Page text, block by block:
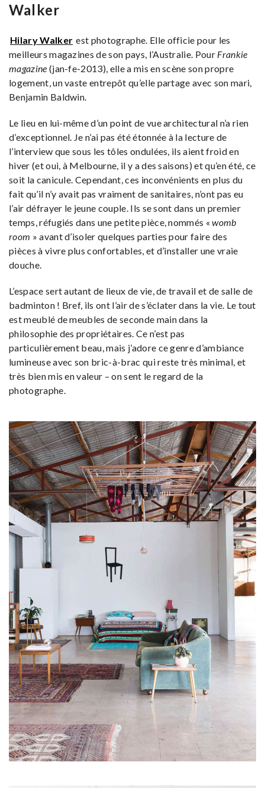
Walker
Hilary Walker est photographe. Elle officie pour les
meilleurs magazines de son pays, l’Australie. Pour Frankie
magazine (jan-fe-2013), elle a mis en scène son propre
logement, un vaste entrepôt qu’elle partage avec son mari,
Benjamin Baldwin.
Le lieu en lui-même d’un point de vue architectural n’a rien
d’exceptionnel. Je n’ai pas été étonnée à la lecture de
l’interview que sous les tôles ondulées, ils aient froid en
hiver (et oui, à Melbourne, il y a des saisons) et qu’en été, ce
soit la canicule. Cependant, ces inconvénients en plus du
fait qu’il n’y avait pas vraiment de sanitaires, n’ont pas eu
l’air défrayer le jeune couple. Ils se sont dans un premier
temps, réfugiés dans une petite pièce, nommés «womb
room » avant d’isoler quelques parties pour faire des
pièces à vivre plus confortables, et d’installer une vraie
douche.
L’espace sert autant de lieux de vie, de travail et de salle de
badminton ! Bref, ils ont l’air de s’éclater dans la vie. Le tout
est meublé de meubles de seconde main dans la
philosophie des propriétaires. Ce n’est pas
particulièrement beau, mais j’adore ce genre d’ambiance
lumineuse avec son bric-à-brac qui reste très minimal, et
très bien mis en valeur – on sent le regard de la
photographe.